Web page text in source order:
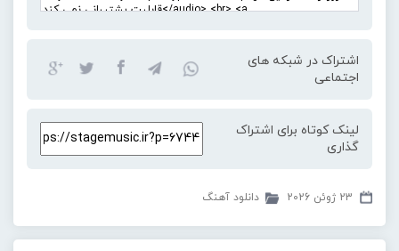
اشتراک در شبکه های
اجتماعی
لینک کوتاه برای اشتراک
گذاری
23 ژوئن 2026 دانلود آهنگ